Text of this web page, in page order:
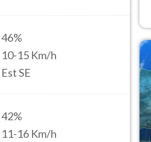
46%
10-15 Km/h
Est SE
42%
11-16 Km/h